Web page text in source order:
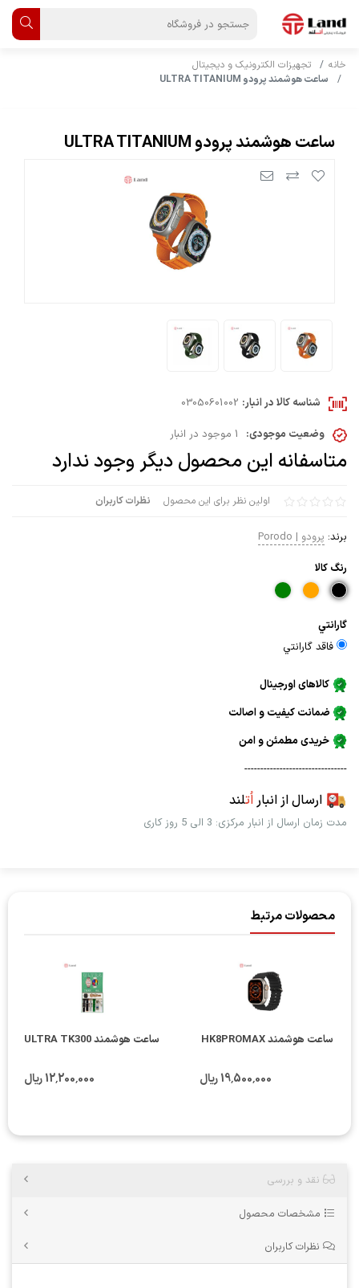
خانه
تجهیزات الکترونیک و دیجیتال
ساعت هوشمند پرودو ULTRA TITANIUM
ساعت هوشمند پرودو ULTRA TITANIUM
متاسفانه این محصول دیگر وجود ندارد
اولین نظر برای این محصول نظرات کاربران
برند: پرودو | Porodo
رنگ كالا
گارانتي
فاقد گارانتي
کالاهای اورجینال
ضمانت کیفیت و اصالت
خریدی مطمئن و امن
--------------------------------
ارسال از انباراُتلند
مدت زمان ارسال از انبار مرکزی: 3 الی 5 روز کاری
شناسه کالا در انبار: 03050601002
وضعیت موجودی: 1 موجود در انبار
محصولات مرتبط
ساعت هوشمند HK8PROMAX
19٬500٬000 ریال
ساعت هوشمند ULTRA TK300
12٬200٬000 ریال
نقد و بررسی
مشخصات محصول
نظرات کاربران